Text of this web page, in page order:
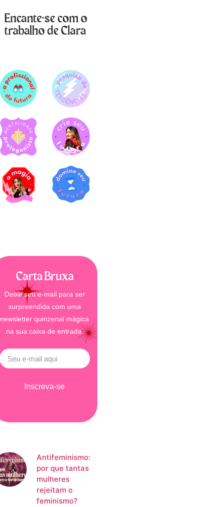
Encante-se com o
trabalho de Clara
Carta Bruxa
Deixe seu e-mail para ser
surpreendida com uma
newsletter quinzenal mágica
na sua caixa de entrada.
Inscreva-se
Antifeminismo:
por que tantas
mulheres
rejeitam o
feminismo?